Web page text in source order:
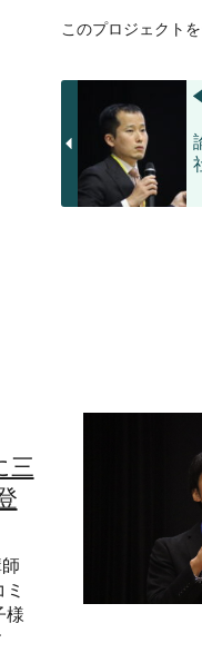
このプロジェクトを
三
様